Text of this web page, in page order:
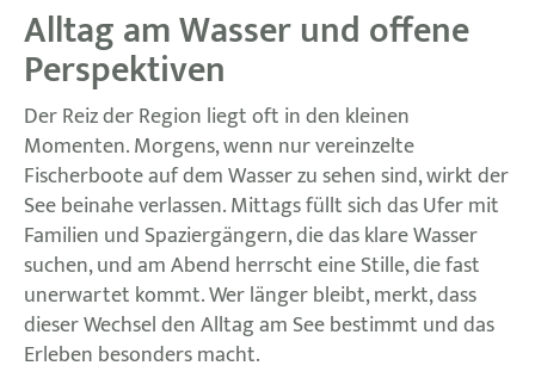
Alltag am Wasser und offene
Perspektiven
Der Reiz der Region liegt oft in den kleinen
Momenten. Morgens, wenn nur vereinzelte
Fischerboote auf dem Wasser zu sehen sind, wirkt der
See beinahe verlassen. Mittags füllt sich das Ufer mit
Familien und Spaziergängern, die das klare Wasser
suchen, und am Abend herrscht eine Stille, die fast
unerwartet kommt. Wer länger bleibt, merkt, dass
dieser Wechsel den Alltag am See bestimmt und das
Erleben besonders macht.